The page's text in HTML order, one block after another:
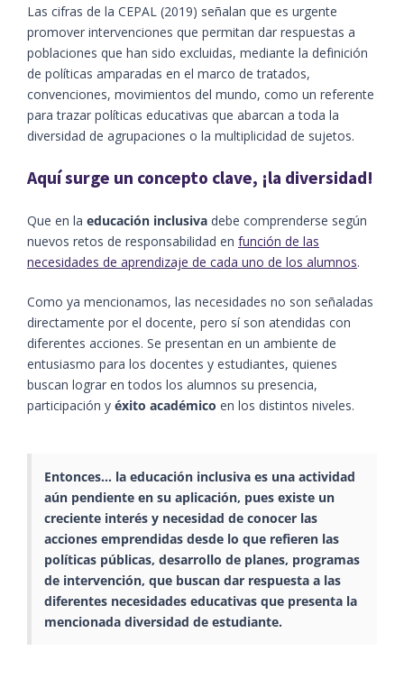
Las cifras de la CEPAL (2019) señalan que es urgente
promover intervenciones que permitan dar respuestas a
poblaciones que han sido excluidas, mediante la definición
de políticas amparadas en el marco de tratados,
convenciones, movimientos del mundo, como un referente
para trazar políticas educativas que abarcan a toda la
diversidad de agrupaciones o la multiplicidad de sujetos.
Aquí surge un concepto clave, ¡la diversidad!
Que en la educación inclusiva debe comprenderse según
nuevos retos de responsabilidad en función de las
necesidades de aprendizaje de cada uno de los alumnos.
Como ya mencionamos, las necesidades no son señaladas
directamente por el docente, pero sí son atendidas con
diferentes acciones. Se presentan en un ambiente de
entusiasmo para los docentes y estudiantes, quienes
buscan lograr en todos los alumnos su presencia,
participación y éxito académico en los distintos niveles.
Entonces… la educación inclusiva es una actividad
aún pendiente en su aplicación, pues existe un
creciente interés y necesidad de conocer las
acciones emprendidas desde lo que refieren las
políticas públicas, desarrollo de planes, programas
de intervención, que buscan dar respuesta a las
diferentes necesidades educativas que presenta la
mencionada diversidad de estudiante.